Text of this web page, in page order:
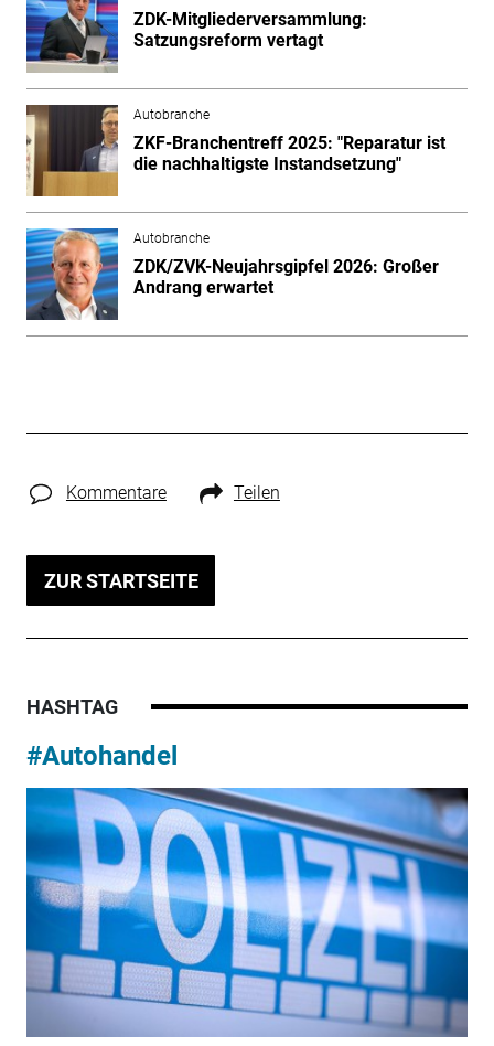
ZDK-Mitgliederversammlung:
Satzungsreform vertagt
Autobranche
ZKF-Branchentreff 2025: "Reparatur ist
die nachhaltigste Instandsetzung"
Autobranche
ZDK/ZVK-Neujahrsgipfel 2026: Großer
Andrang erwartet
Kommentare Teilen
ZUR STARTSEITE
HASHTAG
#Autohandel